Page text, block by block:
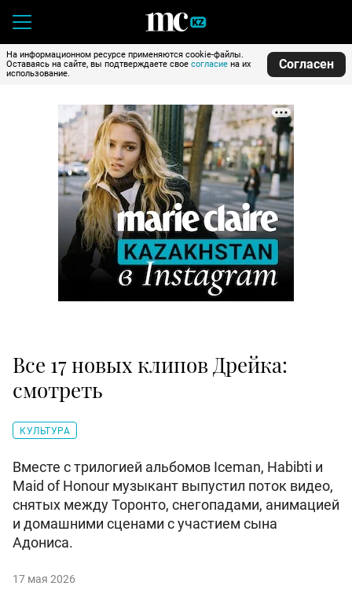
На информационном ресурсе применяются cookie-файлы.
Оставаясь на сайте, вы подтверждаете свое согласие на их
использование.
Согласен
Все 17 новых клипов Дрейка:
смотреть
КУЛЬТУРА
Вместе с трилогией альбомов Iceman, Habibti и
Maid of Honour музыкант выпустил поток видео,
снятых между Торонто, снегопадами, анимацией
и домашними сценами с участием сына
Адониса.
17 мая 2026